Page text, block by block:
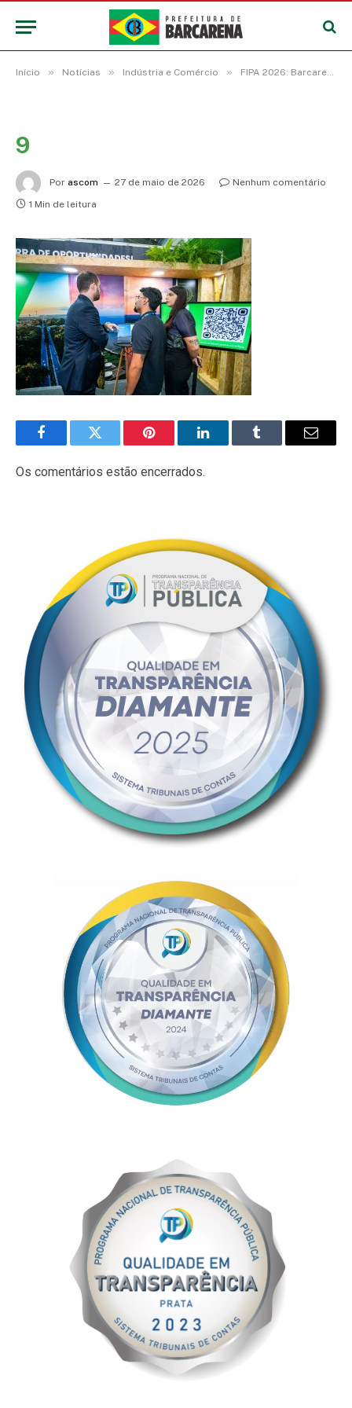
Início » Notícias » Indústria e Comércio » FIPA 2026: Barcarena é destaque em painel sobre a zona de processamento de exportação
9
Por ascom 27 de maio de 2026
Nenhum comentário
1 Min de leitura
FacebookTwitter Pinterest LinkedInTumblr
E-
Os comentários estão encerrados.